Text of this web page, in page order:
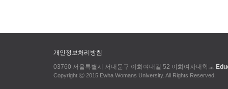
개인정보처리방침
03760 서울특별시 서대문구 이화여대길 52 이화여자대학교
Copyright ⓒ 2015 Ewha Womans University. All Rights Reserved.